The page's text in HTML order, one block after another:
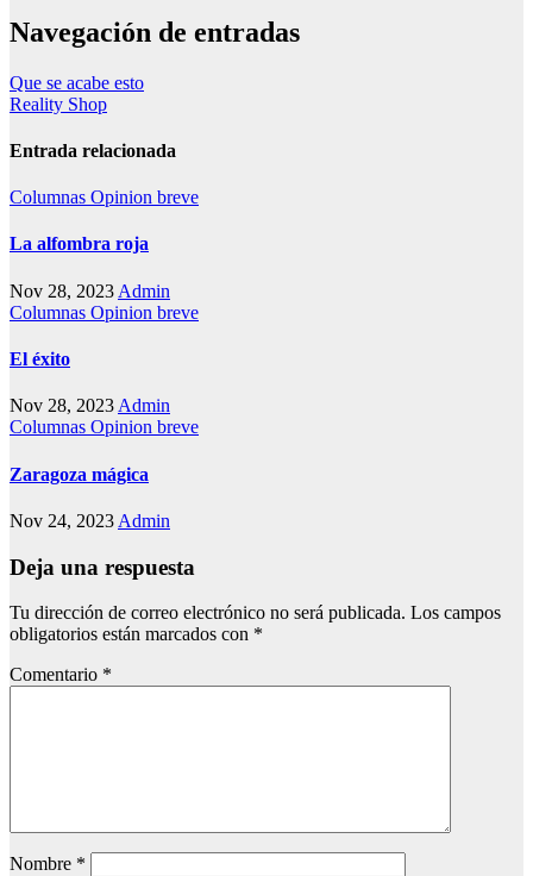
Navegación de entradas
Que se acabe esto
Reality Shop
Entrada relacionada
Columnas Opinion breve
La alfombra roja
Nov 28, 2023 Admin
Columnas Opinion breve
El éxito
Nov 28, 2023 Admin
Columnas Opinion breve
Zaragoza mágica
Nov 24, 2023 Admin
Deja una respuesta
Tu dirección de correo electrónico no será publicada. Los campos
obligatorios están marcados con *
Comentario *
Nombre *